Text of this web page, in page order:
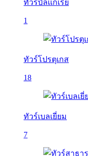
ทัวร์บัลเเกเรีย
1
ทัวร์โปรตุเกส
18
ทัวร์เบลเยี่ยม
7